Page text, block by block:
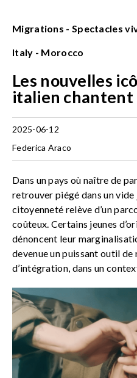
Migrations - Spectacles
Italy - Morocco
Les nouvelles
italien chantent
2025-06-12
Federica Araco
Dans un pays où naître de
retrouver piégé dans un
citoyenneté relève d’un
coûteux. Certains jeunes
dénoncent leur
devenue un puissant outil de
d’intégration, dans un